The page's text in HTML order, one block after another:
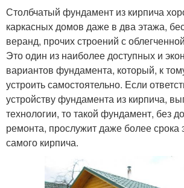
Столбчатый фундамент из кирпича
каркасных домов даже в два этажа,
веранд, прочих строений с
Это один из наиболее доступных и
вариантов фундамента, который, к
устроить самостоятельно. Если
устройству фундамента из кирпича,
технологии, то такой фундамент, без
ремонта, прослужит даже более срока
самого кирпича.